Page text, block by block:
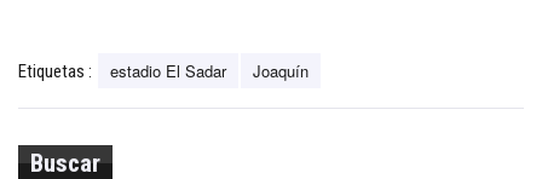
Etiquetas : estadio El Sadar Joaquín
Buscar